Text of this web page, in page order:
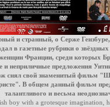
и странный, о Серже
в газетные рубрики о
Франции, среди которых
и неприличные предложения
снял свой знаменитый фильм
В общем данный фильм
талантливого и весьма
boy with a grotesque imagination,